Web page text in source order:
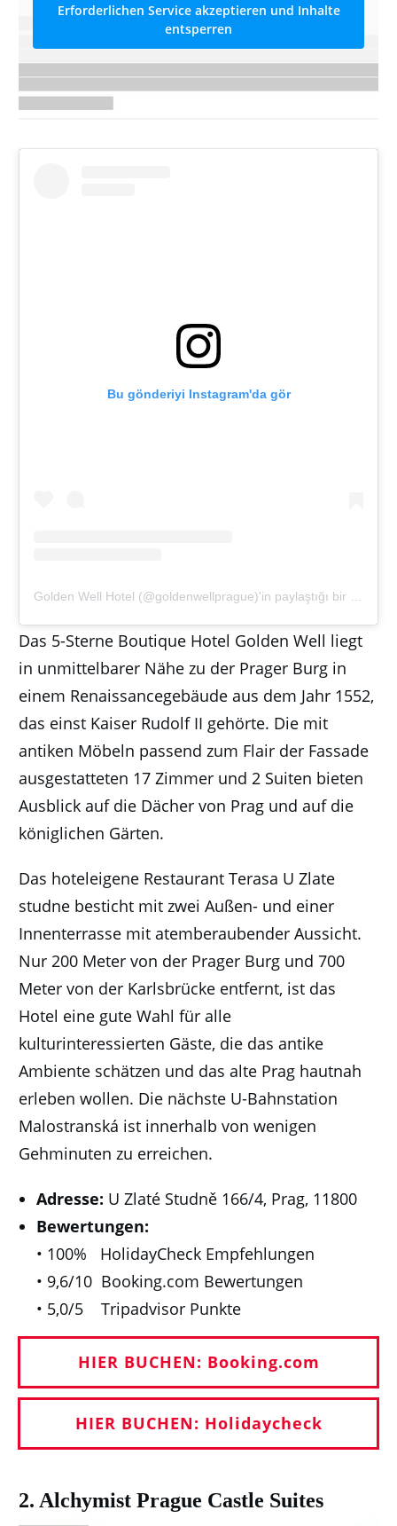
Erforderlichen Service akzeptieren und Inhalte
entsperren
Bu gönderiyi Instagram'da gör
Das 5-Sterne Boutique Hotel Golden Well liegt
in unmittelbarer Nähe zu der Prager Burg in
einem Renaissancegebäude aus dem Jahr 1552,
das einst Kaiser Rudolf II gehörte. Die mit
antiken Möbeln passend zum Flair der Fassade
ausgestatteten 17 Zimmer und 2 Suiten bieten
Ausblick auf die Dächer von Prag und auf die
königlichen Gärten.
Das hoteleigene Restaurant Terasa U Zlate
studne besticht mit zwei Außen- und einer
Innenterrasse mit atemberaubender Aussicht.
Nur 200 Meter von der Prager Burg und 700
Meter von der Karlsbrücke entfernt, ist das
Hotel eine gute Wahl für alle
kulturinteressierten Gäste, die das antike
Ambiente schätzen und das alte Prag hautnah
erleben wollen. Die nächste U-Bahnstation
Malostranská ist innerhalb von wenigen
Gehminuten zu erreichen.
Adresse: U Zlaté Studně 166/4, Prag, 11800
Bewertungen:
• 100% HolidayCheck Empfehlungen
• 9,6/10 Booking.com Bewertungen
• 5,0/5 Tripadvisor Punkte
HIER BUCHEN: Booking.com
HIER BUCHEN: Holidaycheck
2. Alchymist Prague Castle Suites